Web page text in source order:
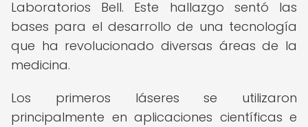
Laboratorios Bell. Este hallazgo sentó las
bases para el desarrollo de una tecnología
que ha revolucionado diversas áreas de la
medicina.
Los primeros láseres se utilizaron
principalmente en aplicaciones científicas e